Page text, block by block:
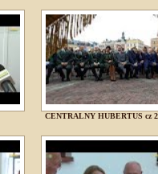
CENTRALNY HUBERTUS cz 2